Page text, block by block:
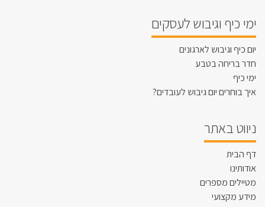
ימי כיף וגיבוש לעסקים
יום כיף וגיבוש לארגונים
חדר בריחה בטבע
ימי כיף
איך בוחרים יום גיבוש לעובדים?
ניווט באתר
דף הבית
אודותינו
מטיילים מספרים
מידע מקצועי